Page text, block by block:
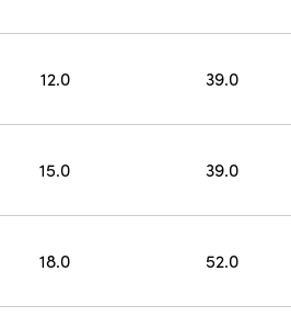
12.0 39.0
15.0 39.0
18.0 52.0